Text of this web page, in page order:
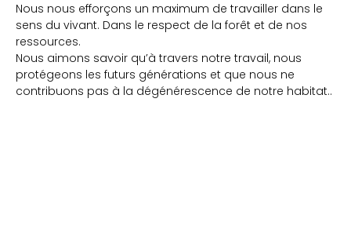
Nous nous efforçons un maximum de travailler dans le
sens du vivant. Dans le respect de la forêt et de nos
ressources.
Nous aimons savoir qu’à travers notre travail, nous
protégeons les futurs générations et que nous ne
contribuons pas à la dégénérescence de notre habitat..